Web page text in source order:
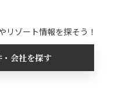
リゾート情報を探そう！
会社を探す